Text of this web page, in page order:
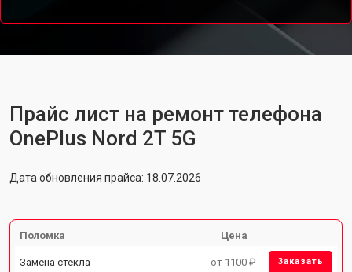
Прайс лист на ремонт телефона
OnePlus Nord 2T 5G
Дата обновления прайса: 18.07.2026
Поломка Цена
Замена стекла от 1100 ₽ Заказать